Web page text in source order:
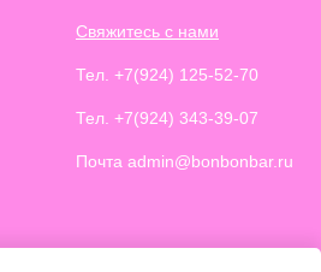
Свяжитесь с нами
Тел. +7(924) 125-52-70
Тел. +7(924) 343-39-07
Почта admin@bonbonbar.ru